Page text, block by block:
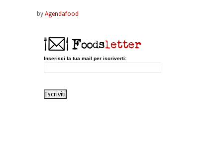
by Agendafood
Inserisci la tua mail per iscriverti: